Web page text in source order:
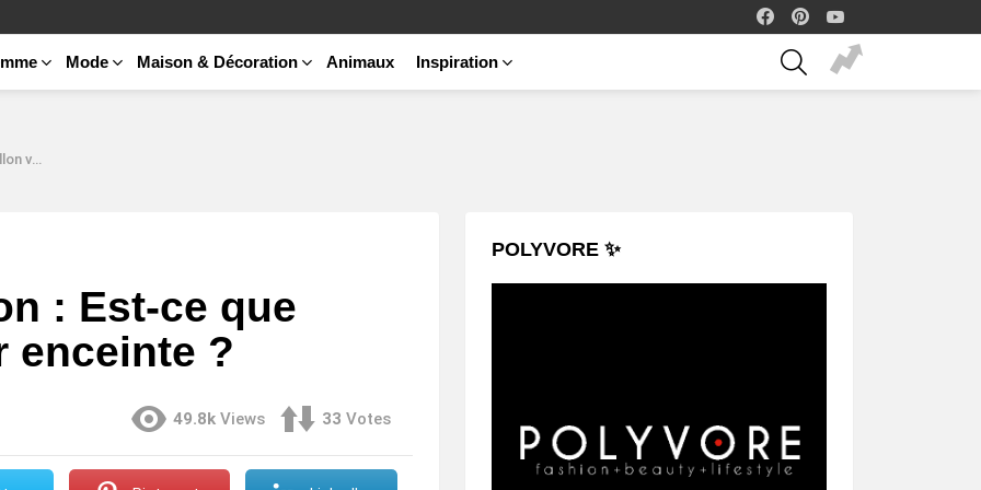
facebook
Mode Maison & Décoration Animaux Inspiration
SEARCH
?
: Est-ce que
enceinte ?
49.8k Views 33 Votes
POLYVORE ✨